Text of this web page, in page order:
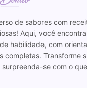
de sabores com
Aqui, você
habilidade, com
completas. Transforme
se com o